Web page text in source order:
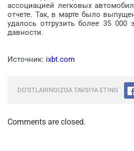
ассоциацией легковых
отчете. Так, в марте было
удалось отгрузить более 35
давности.
Источник: ixbt.com
DO'STLARINGIZGA TAVSIYA ETING
Comments are closed.